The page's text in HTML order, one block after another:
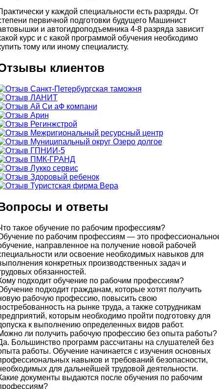
у каждой специальности есть разряды. От
первичной подготовки будущего Машинист
и автогидроподъемника 4-8 разряда зависит
курс и с какой программой обучения необходимо
тому или иному специалисту.
клиентов
и ответы
такое обучение по рабочим профессиям?
по рабочим профессиям — это
направленное на получение новой рабочей
или освоение необходимых навыков для
конкретных производственных задач и
обязанностей.
подходит обучение по рабочим профессиям?
подходит гражданам, которые хотят получить
рабочую профессию, повысить свою
на рынке труда, а также сотрудникам
которым необходимо пройти подготовку для
к выполнению определенных видов работ.
ли получить рабочую профессию без опыта работы?
Большинство программ рассчитаны на слушателей без
работы. Обучение начинается с изучения основных
навыков и требований безопасности,
для дальнейшей трудовой деятельности.
документы выдаются после обучения по рабочим